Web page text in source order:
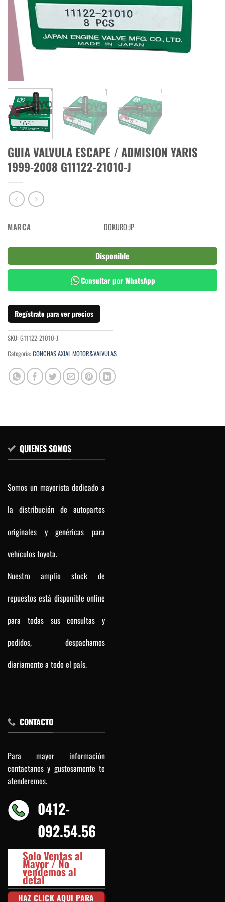
GUIA VALVULA ESCAPE / ADMISION YARIS
1999-2008 G11122-21010-J
MARCA DOKURO:JP
Disponible
Consultar por WhatsApp
Regístrate para ver precios
SKU: G11122-21010-J
Categoría: CONCHAS AXIAL MOTOR&VALVULAS
QUIENES SOMOS
Somos un mayorista dedicado a
la distribución de autopartes
originales y genéricas para
vehículos toyota.
Nuestro amplio stock de
repuestos está disponible online
para todas sus consultas y
pedidos, despachamos
diariamente a todo el país.
CONTACTO
Para mayor información
contactanos y gustosamente te
atenderemos.
0412-
092.54.56
Solo Ventas al
Mayor / No
vendemos al
detal
HAZ CLICK AQUI PARA